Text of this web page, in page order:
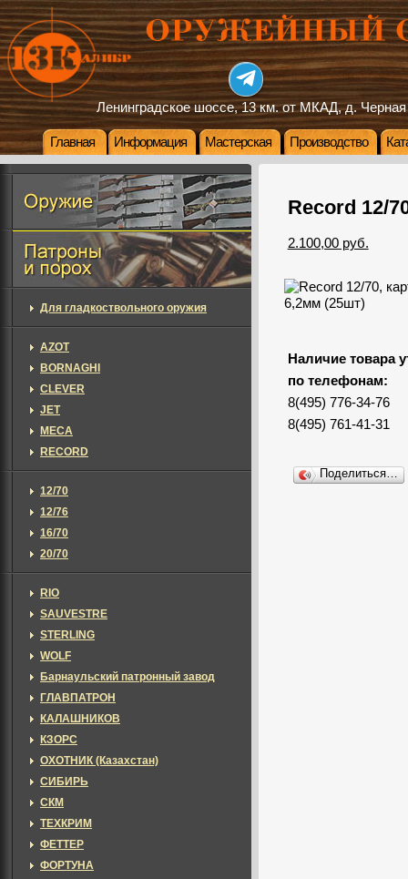
Ленинградское шоссе, 13 км. от МКАД, д. Черная
Главная Информация Мастерская Производство
Record 12/
2.100,00 руб.
Наличие товара
по телефонам:
8(495) 776-34-76
8(495) 761-41-31
Поделиться…
Для гладкоствольного оружия
AZOT
BORNAGHI
CLEVER
JET
MECA
RECORD
12/70
12/76
16/70
20/70
RIO
SAUVESTRE
STERLING
WOLF
Барнаульский патронный завод
ГЛАВПАТРОН
КАЛАШНИКОВ
КЗОРС
ОХОТНИК (Казахстан)
СИБИРЬ
СКМ
ТЕХКРИМ
ФЕТТЕР
ФОРТУНА